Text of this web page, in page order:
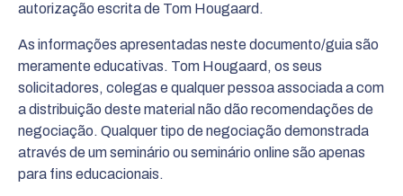
autorização escrita de Tom Hougaard.
As informações apresentadas neste documento/guia são
meramente educativas. Tom Hougaard, os seus
solicitadores, colegas e qualquer pessoa associada a com
a distribuição deste material não dão recomendações de
negociação. Qualquer tipo de negociação demonstrada
através de um seminário ou seminário online são apenas
para fins educacionais.